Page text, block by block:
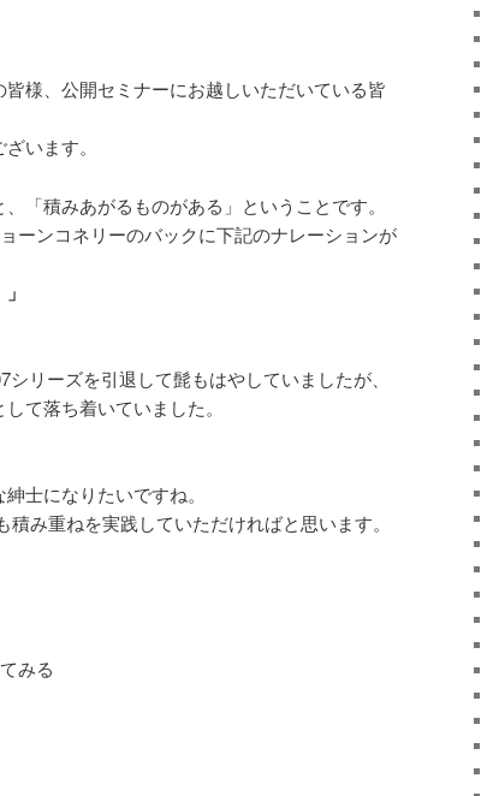
様、公開セミナーにお越しいただいている皆
います。
「積みあがるものがある」ということです。
ーンコネリーのバックに下記のナレーションが
リーズを引退して髭もはやしていましたが、
て落ち着いていました。
士になりたいですね。
み重ねを実践していただければと思います。
みる